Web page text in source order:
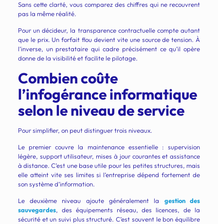
Sans cette clarté, vous comparez des chiffres qui ne recouvrent
pas la même réalité.
Pour un décideur, la transparence contractuelle compte autant
que le prix. Un forfait flou devient vite une source de tension. À
l’inverse, un prestataire qui cadre précisément ce qu’il opère
donne de la visibilité et facilite le pilotage.
Combien coûte
l’infogérance informatique
selon le niveau de service
Pour simplifier, on peut distinguer trois niveaux.
Le premier couvre la maintenance essentielle : supervision
légère, support utilisateur, mises à jour courantes et assistance
à distance. C’est une base utile pour les petites structures, mais
elle atteint vite ses limites si l’entreprise dépend fortement de
son système d’information.
Le deuxième niveau ajoute généralement la gestion des
sauvegardes, des équipements réseau, des licences, de la
sécurité et un suivi plus structuré. C’est souvent le bon équilibre